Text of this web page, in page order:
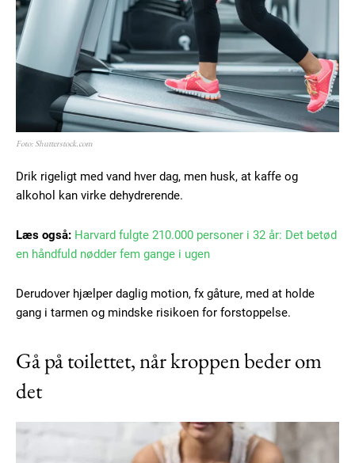
Free limited access
Gratis / forever
Etiam est nibh, lobortis sit
Ut mollis pellentesque tortor
Nullam eu erat condimentum
Orci varius natoque dolor
Member full access
Foto: Shutterstock.com
Drik rigeligt med vand hver dag, men husk, at kaffe og
alkohol kan virke dehydrerende.
Læs også: Harvard fulgte 210.000 personer i 32 år: Det betød
en håndfuld nødder fem gange i ugen
Derudover hjælper daglig motion, fx gåture, med at holde
gang i tarmen og mindske risikoen for forstoppelse.
Gå på toilettet, når kroppen beder om
det